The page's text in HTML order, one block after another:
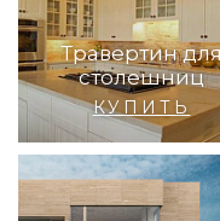
Травертин
столешниц
КУПИТЬ